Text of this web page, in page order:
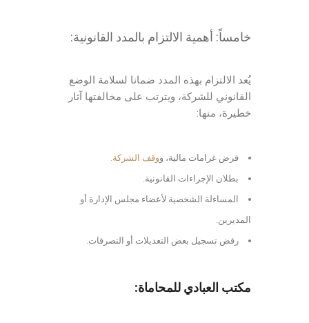
خامساً: أهمية الالتزام بالمدد القانونية:
يُعد الالتزام بهذه المدد ضمانا لسلامة الوضع
القانوني للشركة، ويترتب على مخالفتها آثار
خطيرة، منها:
فرض غرامات مالية، ووقف الشركة.
بطلان الإجراءات القانونية.
المساءلة الشخصية لأعضاء مجلس الإدارة أو
المديرين.
رفض تسجيل بعض التعديلات أو التصرفات.
مكتب العبادي للمحاماة: